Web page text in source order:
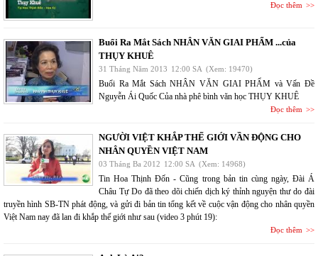
Đọc thêm
Buổi Ra Mắt Sách NHÂN VĂN GIAI PHẨM ...của
THỤY KHUÊ
31 Tháng Năm 2013 12:00 SA (Xem: 19470)
Buổi Ra Mắt Sách NHÂN VĂN GIAI PHẨM và Vấn Đề
Nguyễn Ái Quốc Của nhà phê bình văn học THỤY KHUÊ
Đọc thêm
NGƯỜI VIỆT KHẮP THẾ GIỚI VẦN ĐỘNG CHO
NHÂN QUYỀN VIỆT NAM
03 Tháng Ba 2012 12:00 SA (Xem: 14968)
Tin Hoa Thịnh Đốn - Cũng trong bản tin cùng ngày, Đài Á
Châu Tự Do đã theo dõi chiến dịch ký thỉnh nguyện thư do đài
truyền hình SB-TN phát động, và gửi đi bản tin tổng kết về cuộc vận động cho nhân quyền
Việt Nam nay đã lan đi khắp thế giới như sau (video 3 phút 19):
Đọc thêm